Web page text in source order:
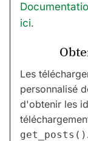
ici.
Les
personnalisé
d'obtenir les
get_posts()